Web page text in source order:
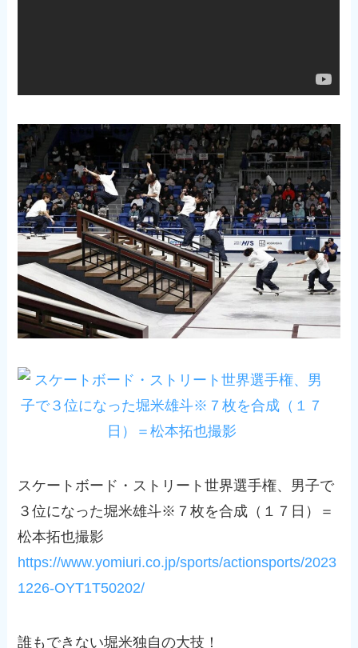
スケートボード・ストリート世界選手権、男子で
３位になった堀米雄斗※７枚を合成（１７日）＝
松本拓也撮影
https://www.yomiuri.co.jp/sports/actionsports/2023
1226-OYT1T50202/
誰もできない堀米独自の大技！